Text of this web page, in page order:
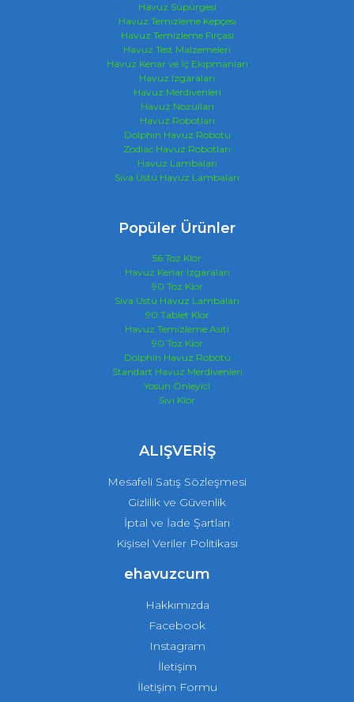
Havuz Süpürgesi
Havuz Temizleme Kepçesi
Havuz Temizleme Fırçası
Havuz Test Malzemeleri
Havuz Kenar ve İç Ekipmanları
Havuz Izgaraları
Havuz Merdivenleri
Havuz Nozulları
Havuz Robotları
Dolphin Havuz Robotu
Zodiac Havuz Robotları
Havuz Lambaları
Sıva Üstü Havuz Lambaları
Popüler Ürünler
56 Toz Klor
Havuz Kenar Izgaraları
90 Toz Klor
Sıva Üstü Havuz Lambaları
90 Tablet Klor
Havuz Temizleme Asiti
90 Toz Klor
Dolphin Havuz Robotu
Standart Havuz Merdivenleri
Yosun Önleyici
Sıvı Klor
ALIŞVERİŞ
Mesafeli Satış Sözleşmesi
Gizlilik ve Güvenlik
İptal ve İade Şartları
Kişisel Veriler Politikası
ehavuzcum
Hakkımızda
Facebook
Instagram
İletişim
İletişim Formu